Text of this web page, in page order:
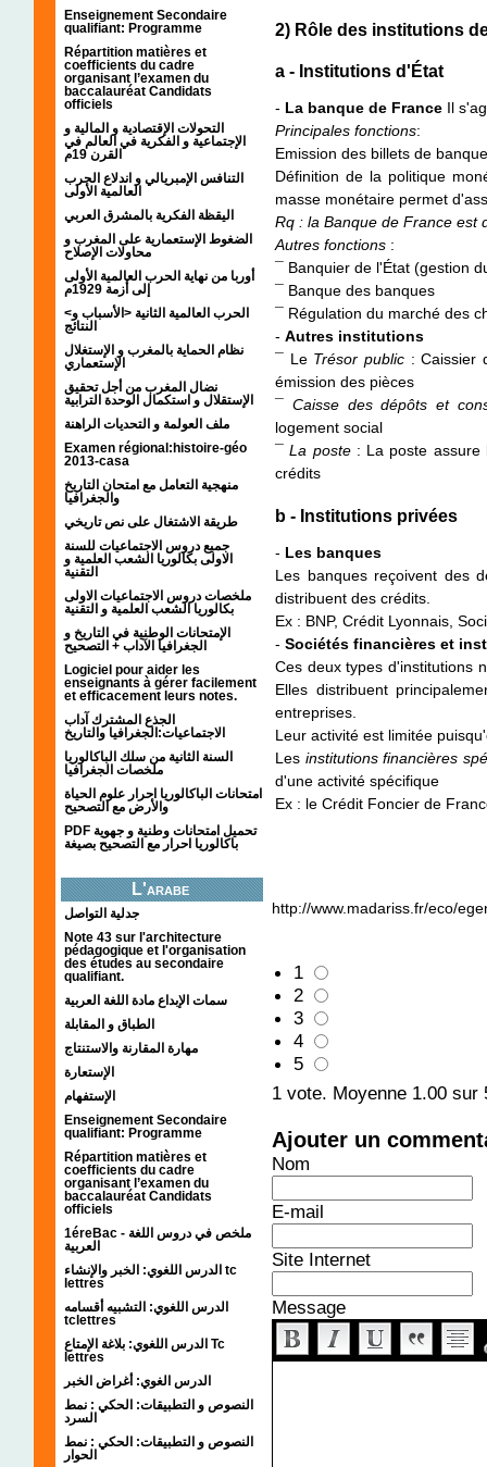
Enseignement Secondaire
qualifiant: Programme
Répartition matières et
coefficients du cadre
organisant l’examen du
baccalauréat Candidats
officiels
التحولات الإقتصادية و المالية و
الإجتماعية و الفكرية في العالم في
القرن 19م
التنافس الإمبريالي و اندلاع الحرب
العالمية الأولى
اليقظة الفكرية بالمشرق العربي
الضغوط الإستعمارية على المغرب و
محاولات الإصلاح
أوربا من نهاية الحرب العالمية الأولى
إلى أزمة 1929م
<الحرب العالمية الثانية <الأسباب و
النتائج
نظام الحماية بالمغرب و الإستغلال
الإستعماري
نضال المغرب من أجل تحقيق
الإستقلال و استكمال الوحدة الترابية
ملف العولمة و التحديات الراهنة
Examen régional:histoire-géo
2013-casa
منهجية التعامل مع امتحان التاريخ
والجغرافيا
طريقة الاشتغال على نص تاريخي
جميع دروس الاجتماعيات للسنة
الاولى بكالوريا الشعب العلمية و
التقنية
ملخصات دروس الاجتماعيات الاولى
بكالوريا الشعب العلمية و التقنية
الإمتحانات الوطنية في التاريخ و
الجغرافيا الآداب + التصحيح
Logiciel pour aider les
enseignants à gérer facilement
et efficacement leurs notes.
الجذع المشترك آداب
الاجتماعيات:الجغرافيا والتاريخ
السنة الثانية من سلك الباكالوريا
ملخصات الجغرافيا
امتحانات الباكالوريا احرار علوم الحياة
والأرض مع التصحيح
PDF تحميل امتحانات وطنية و جهوية
باكالوريا احرار مع التصحيح بصيغة
L'arabe
جدلية التواصل
Note 43 sur l'architecture
pédagogique et l'organisation
des études au secondaire
qualifiant.
سمات الإبداع مادة اللغة العربية
الطباق و المقابلة
مهارة المقارنة والاستنتاج
الإستعارة
الإستفهام
Enseignement Secondaire
qualifiant: Programme
Répartition matières et
coefficients du cadre
organisant l’examen du
baccalauréat Candidats
officiels
1éreBac - ملخص في دروس اللغة
العربية
الدرس اللغوي: الخبر والإنشاء tc
lettres
الدرس اللغوي: التشبيه أقسامه
tclettres
الدرس اللغوي: بلاغة الإمتاع Tc
lettres
الدرس الغوي: أغراض الخبر
النصوص و التطبيقات: الحكي : نمط
السرد
النصوص و التطبيقات: الحكي : نمط
الحوار
2) Rôle des institutions
a - Institutions d'État
- La banque de France Il
Principales fonctions:
Emission des billets de
Définition de la politique
masse monétaire permet
Rq : la Banque de France est
Autres fonctions :
¯ Banquier de l'État (gestion
¯ Banque des banques
¯ Régulation du marché des
- Autres institutions
¯ Le Trésor public: Caissier
émission des pièces
¯ Caisse des dépôts et
logement social
¯La poste: La poste assure
crédits
b - Institutions privées
- Les banques
Les banques reçoivent des
distribuent des crédits.
Ex : BNP, Crédit Lyonnais,
- Sociétés financières et
Ces deux types d'institutions
Elles distribuent
entreprises.
Leur activité est limitée
Les institutions financières
d'une activité spécifique
Ex : le Crédit Foncier de
http://www.madariss.fr/eco/
1
2
3
4
5
1 vote. Moyenne 1.00 sur
Ajouter un
Nom
E-mail
Site Internet
Message